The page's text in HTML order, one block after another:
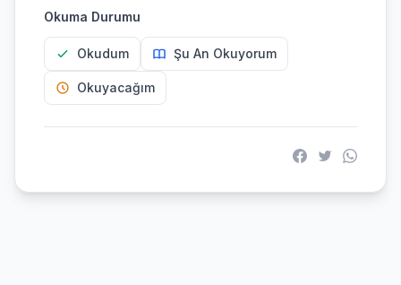
Okuma Durumu
Okudum Şu An Okuyorum
Okuyacağım